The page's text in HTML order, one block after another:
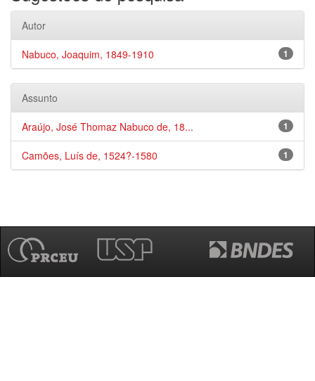
Autor
1
Nabuco, Joaquim, 1849-1910
Assunto
1
Araújo, José Thomaz Nabuco de, 18...
1
Camões, Luís de, 1524?-1580